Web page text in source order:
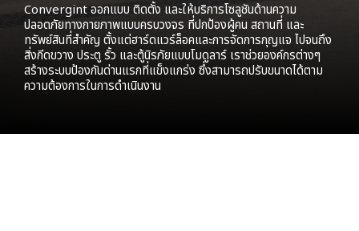
Convergint ออกแบบ ติดตั้ง และให้บริการโซลูชันด้านความ
ปลอดภัยทางกายภาพแบบครบวงจร ที่ปกป้องผู้คน สถานที่ และ
ทรัพย์สินที่สำคัญ ตั้งแต่ฮาร์ดแวร์ล็อคและการจัดการกุญแจ ไปจนถึง
สิ่งกีดขวาง ประตู รั้ว และตู้นิรภัยแบบโมดูลาร์ เราช่วยองค์กรต่างๆ
สร้างระบบป้องกันด่านแรกที่แข็งแกร่ง ซึ่งสามารถปรับขนาดได้ตาม
ความต้องการในการดำเนินงาน